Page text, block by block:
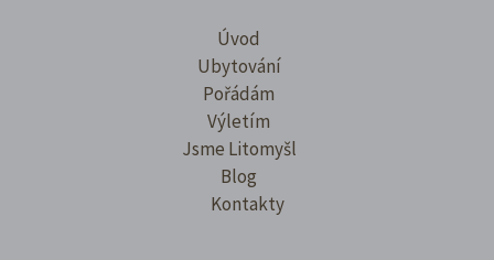
Úvod
Ubytování
Pořádám
Výletím
Jsme Litomyšl
Blog
Kontakty